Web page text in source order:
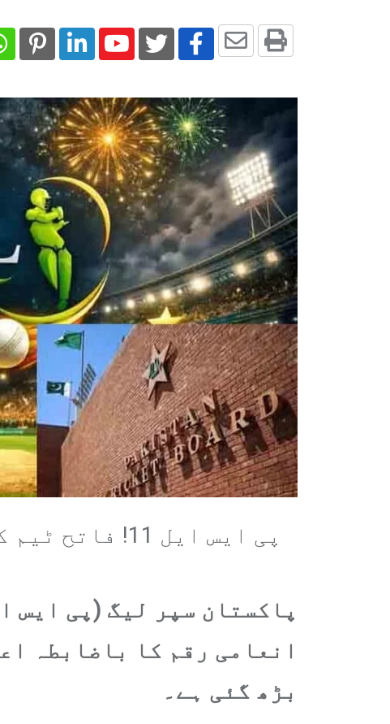
Youtube Print
Share
via
Email
پی ایس ایل 11! فاتح ٹیم کو کتنے لاکھ ڈالر انعام ملے گا؟ اہم خبر سامنے آ گئی
پاکستان سپر لیگ (پی ایس
انعامی رقم کا باضابطہ
بڑھ گئی ہے۔